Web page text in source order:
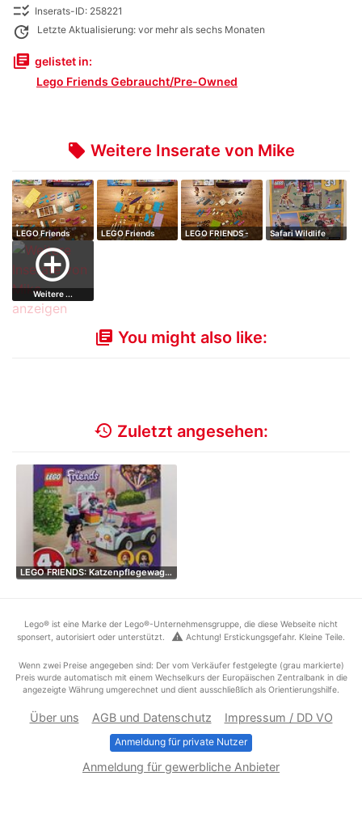
checklist_rtl Inserats-ID: 258221
update Letzte Aktualisierung: vor mehr als sechs Monaten
library_books gelistet in:
Lego Friends Gebraucht/Pre-Owned
local_offer Weitere Inserate von Mike
LEGO Friends
Heartlake City B…
LEGO Friends
LEGO FRIENDS -
Safari Wildlife
add_circle_outline
Weitere ...
library_books You might also like:
history Zuletzt angesehen:
LEGO FRIENDS: Katzenpflegewag…
Lego® ist eine Marke der Lego®-Unternehmensgruppe, die diese Webseite nicht
sponsert, autorisiert oder unterstützt.
warning Achtung! Erstickungsgefahr. Kleine Teile.
Wenn zwei Preise angegeben sind: Der vom Verkäufer festgelegte (grau markierte)
Preis wurde automatisch mit einem Wechselkurs der Europäischen Zentralbank in die
angezeigte Währung umgerechnet und dient ausschließlich als Orientierungshilfe.
Über uns AGB und Datenschutz Impressum / DD VO
Anmeldung für private Nutzer
Anmeldung für gewerbliche Anbieter